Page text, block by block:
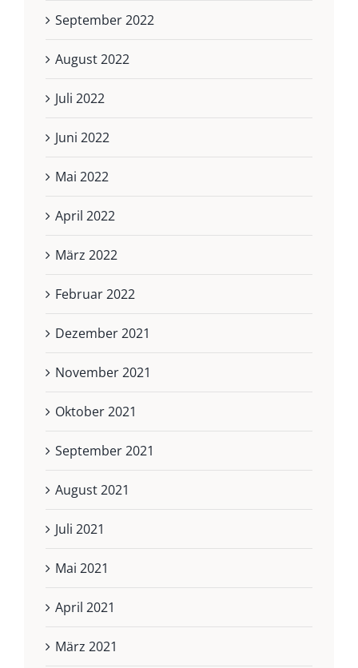
September 2022
August 2022
Juli 2022
Juni 2022
Mai 2022
April 2022
März 2022
Februar 2022
Dezember 2021
November 2021
Oktober 2021
September 2021
August 2021
Juli 2021
Mai 2021
April 2021
März 2021